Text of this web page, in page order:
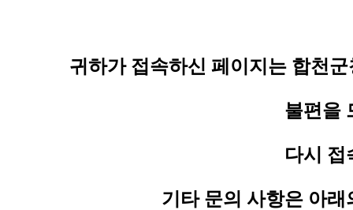
귀하가 접속하신 페이지는 합천
불편을
다시 접
기타 문의 사항은 아